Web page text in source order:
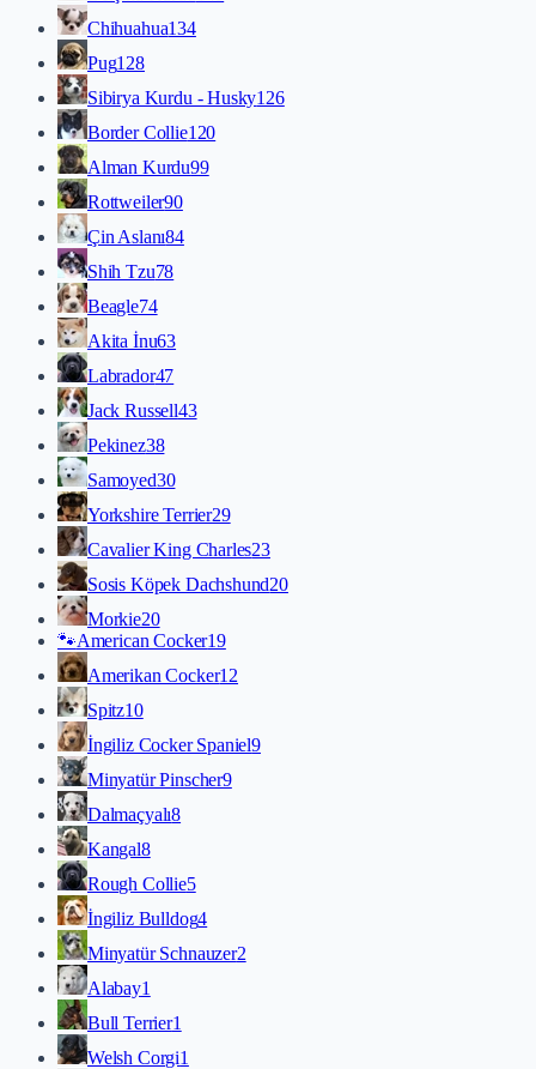
Chihuahua134
Pug128
Sibirya Kurdu - Husky126
Border Collie120
Alman Kurdu99
Rottweiler90
Çin Aslanı84
Shih Tzu78
Beagle74
Akita İnu63
Labrador47
Jack Russell43
Pekinez38
Samoyed30
Yorkshire Terrier29
Cavalier King Charles23
Sosis Köpek Dachshund20
Morkie20
🐾American Cocker19
Amerikan Cocker12
Spitz10
İngiliz Cocker Spaniel9
Minyatür Pinscher9
Dalmaçyalı8
Kangal8
Rough Collie5
İngiliz Bulldog4
Minyatür Schnauzer2
Alabay1
Bull Terrier1
Welsh Corgi1